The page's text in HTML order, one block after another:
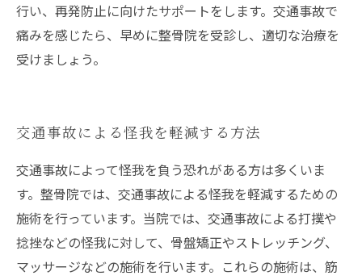
行い、再発防止に向けたサポートをします。交通事故で
痛みを感じたら、早めに整骨院を受診し、適切な治療を
受けましょう。
交通事故による怪我を軽減する方法
交通事故によって怪我を負う恐れがある方は多くいま
す。整骨院では、交通事故による怪我を軽減するための
施術を行っています。当院では、交通事故による打撲や
捻挫などの怪我に対して、骨盤矯正やストレッチング、
マッサージなどの施術を行います。これらの施術は、筋